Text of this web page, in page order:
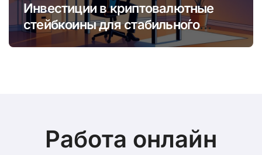
Инвестиции в криптовалютные
стейбкоины для стабильно́го
онлайн-заработка в условиях
Работа онлайн